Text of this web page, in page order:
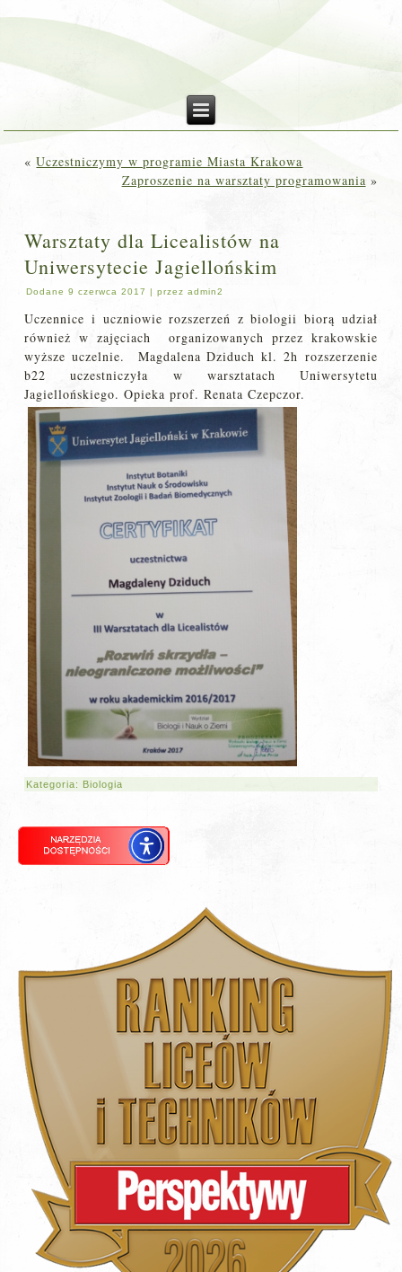
«Uczestniczymy w programie Miasta Krakowa
Zaproszenie na warsztaty programowania »
Warsztaty dla Licealistów na
Uniwersytecie Jagiellońskim
Dodane 9 czerwca 2017 |przez admin2
Uczennice i uczniowie rozszerzeń z biologii biorą udział
również w zajęciach organizowanych przez krakowskie
wyższe uczelnie. Magdalena Dziduch kl. 2h rozszerzenie
b22 uczestniczyła w warsztatach Uniwersytetu
Jagiellońskiego. Opieka prof. Renata Czepczor.
Kategoria: Biologia